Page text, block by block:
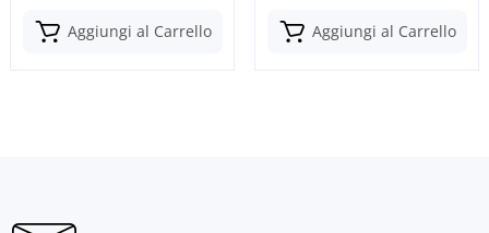
Aggiungi al Carrello Aggiungi al Carrello